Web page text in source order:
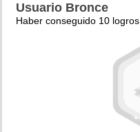
Usuario Bronce
Haber conseguido 10 logros